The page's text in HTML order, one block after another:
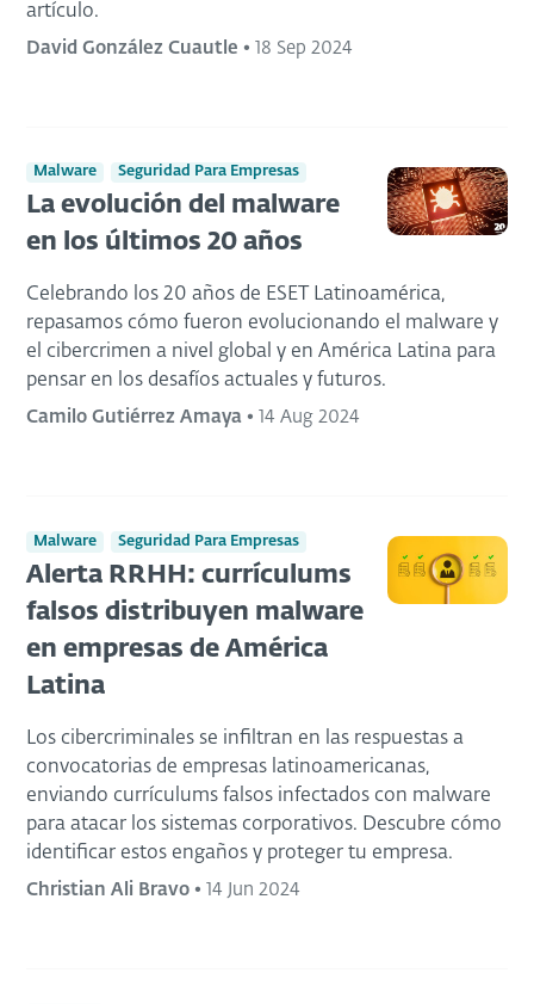
artículo.
David González Cuautle • 18 Sep 2024
Malware Seguridad Para Empresas
La evolución del malware
en los últimos 20 años
Celebrando los 20 años de ESET Latinoamérica,
repasamos cómo fueron evolucionando el malware y
el cibercrimen a nivel global y en América Latina para
pensar en los desafíos actuales y futuros.
Camilo Gutiérrez Amaya • 14 Aug 2024
Malware Seguridad Para Empresas
Alerta RRHH: currículums
falsos distribuyen malware
en empresas de América
Latina
Los cibercriminales se infiltran en las respuestas a
convocatorias de empresas latinoamericanas,
enviando currículums falsos infectados con malware
para atacar los sistemas corporativos. Descubre cómo
identificar estos engaños y proteger tu empresa.
Christian Ali Bravo • 14 Jun 2024